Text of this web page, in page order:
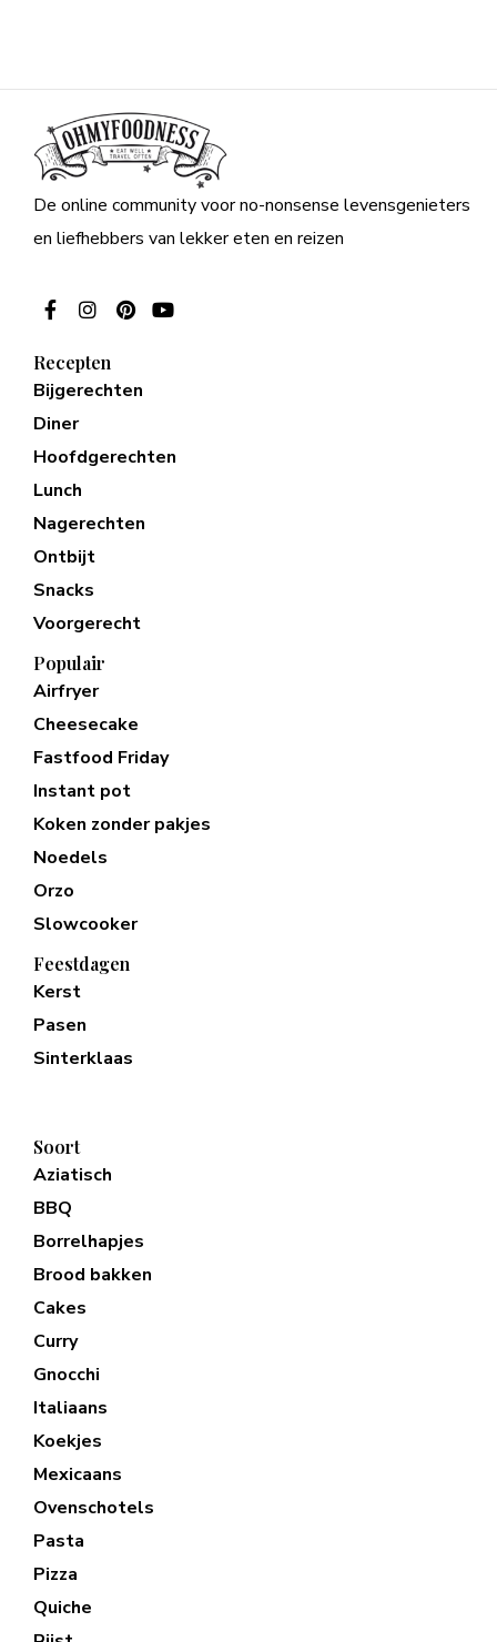
De online community voor no-nonsense levensgenieters
en liefhebbers van lekker eten en reizen
Recepten
Bijgerechten
Diner
Hoofdgerechten
Lunch
Nagerechten
Ontbijt
Snacks
Voorgerecht
Populair
Airfryer
Cheesecake
Fastfood Friday
Instant pot
Koken zonder pakjes
Noedels
Orzo
Slowcooker
Feestdagen
Kerst
Pasen
Sinterklaas
Soort
Aziatisch
BBQ
Borrelhapjes
Brood bakken
Cakes
Curry
Gnocchi
Italiaans
Koekjes
Mexicaans
Ovenschotels
Pasta
Pizza
Quiche